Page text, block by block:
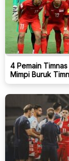
4 Pemain
Mimpi Buruk